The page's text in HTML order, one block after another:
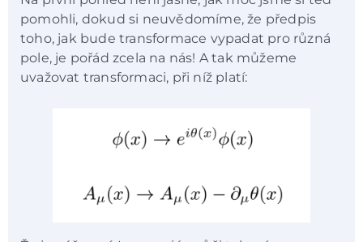
pomohli, dokud si neuvědomíme, že předpis
toho, jak bude transformace vypadat pro různá
pole, je pořád zcela na nás! A tak můžeme
uvažovat transformaci, při níž platí: